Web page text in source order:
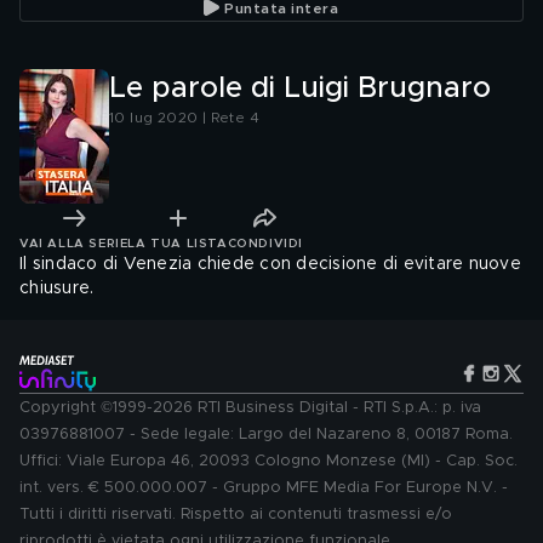
Puntata intera
Le parole di Luigi Brugnaro
10 lug 2020 | Rete 4
VAI ALLA SERIE LA TUA LISTA CONDIVIDI
Il sindaco di Venezia chiede con decisione di evitare nuove
chiusure.
Copyright ©1999-2026 RTI Business Digital - RTI S.p.A.: p. iva
03976881007 - Sede legale: Largo del Nazareno 8, 00187 Roma.
Uffici: Viale Europa 46, 20093 Cologno Monzese (MI) - Cap. Soc.
int. vers. € 500.000.007 - Gruppo MFE Media For Europe N.V. -
Tutti i diritti riservati. Rispetto ai contenuti trasmessi e/o